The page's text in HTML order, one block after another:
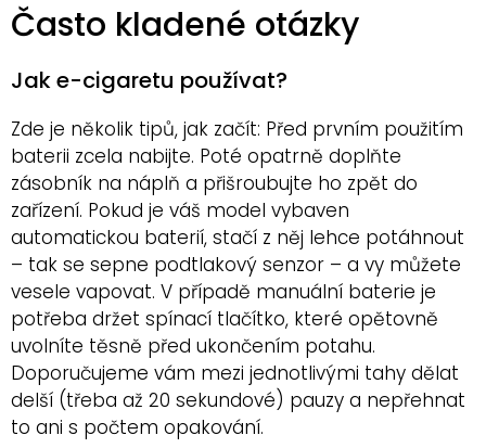
Často kladené otázky
Jak e-cigaretu používat?
Zde je několik tipů, jak začít: Před prvním použitím
baterii zcela nabijte. Poté opatrně doplňte
zásobník na náplň a přišroubujte ho zpět do
zařízení. Pokud je váš model vybaven
automatickou baterií, stačí z něj lehce potáhnout
– tak se sepne podtlakový senzor – a vy můžete
vesele vapovat. V případě manuální baterie je
potřeba držet spínací tlačítko, které opětovně
uvolníte těsně před ukončením potahu.
Doporučujeme vám mezi jednotlivými tahy dělat
delší (třeba až 20 sekundové) pauzy a nepřehnat
to ani s počtem opakování.